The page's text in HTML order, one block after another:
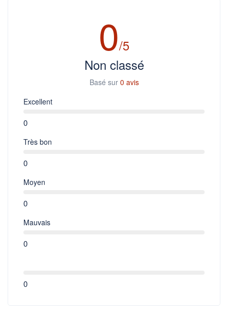
0/5
Non classé
Basé sur 0 avis
Excellent
0
Très bon
0
Moyen
0
Mauvais
0
0